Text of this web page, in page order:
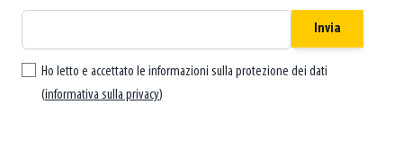
Invia
Ho letto e accettato le informazioni sulla protezione dei dati
(informativa sulla privacy)